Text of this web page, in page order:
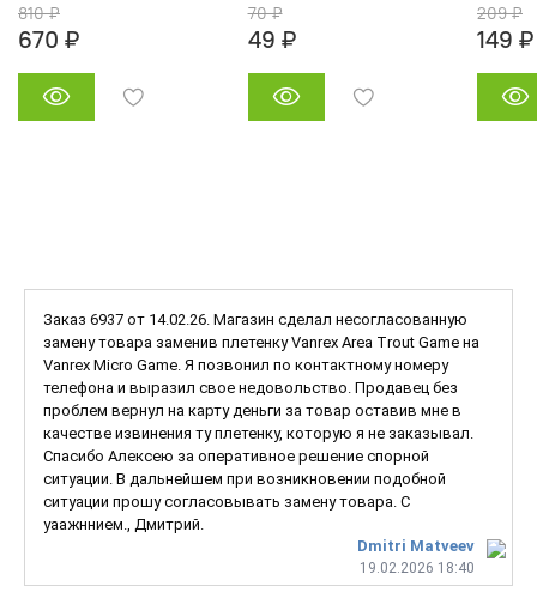
810 ₽
670 ₽
70 ₽
49 ₽
209 ₽
149 ₽
Dmitri Matveev
19.02.2026 18:40
Заказ 6937 от 14.02.26. Магазин сделал несогласованную
замену товара заменив плетенку Vanrex Area Trout Game на
Vanrex Micro Game. Я позвонил по контактному номеру
телефона и выразил свое недовольство. Продавец без
проблем вернул на карту деньги за товар оставив мне в
качестве извинения ту плетенку, которую я не заказывал.
Спасибо Алексею за оперативное решение спорной
ситуации. В дальнейшем при возникновении подобной
ситуации прошу согласовывать замену товара. С
уаажннием., Дмитрий.